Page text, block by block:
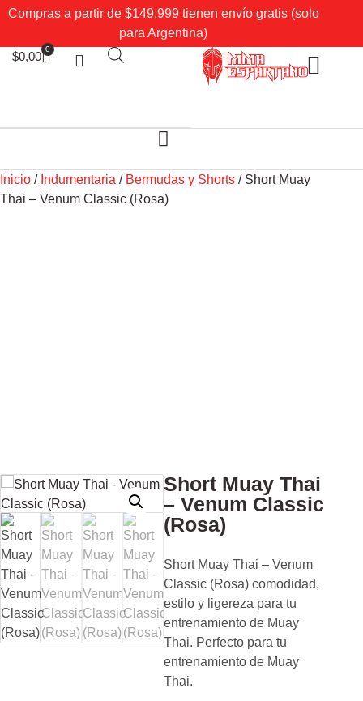
Compras a partir de $149.999 tienen envío gratis (solo
para Argentina)
$0,00
0
Inicio / Indumentaria / Bermudas y Shorts / Short Muay
Thai – Venum Classic (Rosa)
Short Muay Thai
– Venum Classic
(Rosa)
Short Muay Thai – Venum
Classic (Rosa) comodidad,
estilo y ligereza para tu
entrenamiento de Muay
Thai. Perfecto para tu
entrenamiento de Muay
Thai.